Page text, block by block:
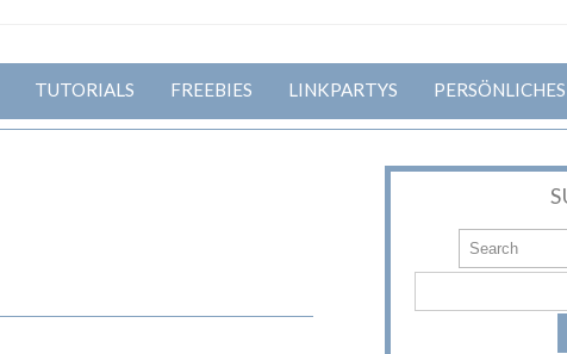
TUTORIALS FREEBIES LINKPARTYS PERSÖNLICHES